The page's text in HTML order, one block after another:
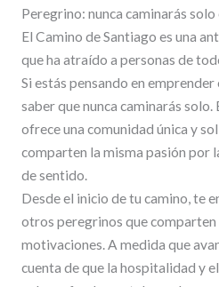
Peregrino: nunca caminarás
El Camino de Santiago es una
que ha atraído a personas de
Si estás pensando en
saber que nunca caminarás solo.
ofrece una comunidad única y
comparten la misma pasión por
de sentido.
Desde el inicio de tu camino, te
otros peregrinos que
motivaciones. A medida que
cuenta de que la hospitalidad y